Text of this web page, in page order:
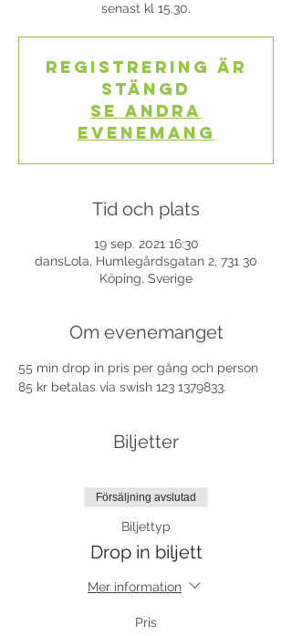
senast kl 15.30.
Registrering är
stängd
Se andra
evenemang
Tid och plats
19 sep. 2021 16:30
dansLola, Humlegårdsgatan 2, 731 30
Köping, Sverige
Om evenemanget
55 min drop in pris per gång och person
85 kr betalas via swish 123 1379833.
Biljetter
Försäljning avslutad
Biljettyp
Drop in biljett
Mer information
Pris